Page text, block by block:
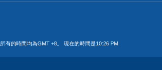
所有的時間均為GMT +8。 現在的時間是10:26 PM